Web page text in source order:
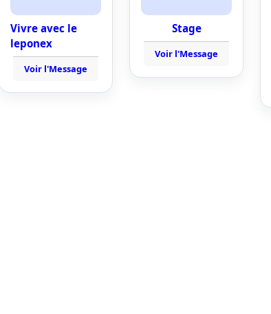
Vivre avec le
leponex
Voir l'Message
Stage
Voir l'Message